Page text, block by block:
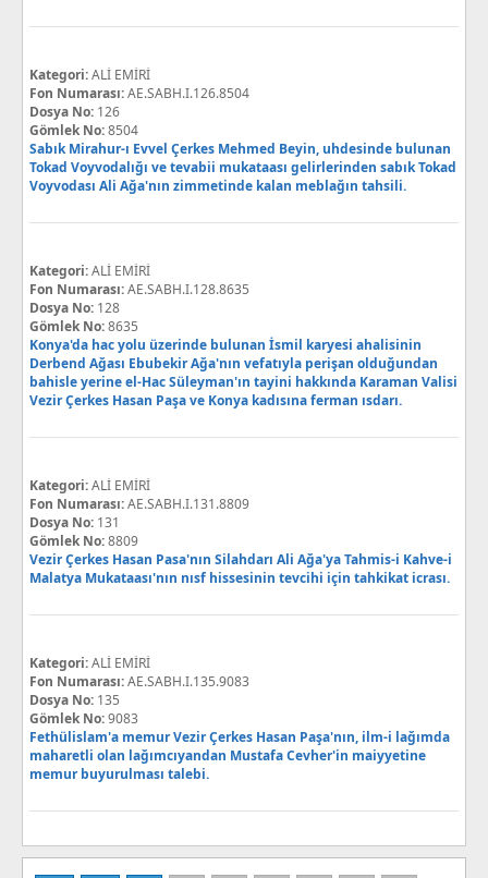
Kategori:ALİ EMİRİ
Fon Numarası:AE.SABH.I.126.8504
Dosya No: 126
Gömlek No:8504
Sabık Mirahur-ı Evvel Çerkes Mehmed Beyin, uhdesinde bulunan
Tokad Voyvodalığı ve tevabii mukataası gelirlerinden sabık Tokad
Voyvodası Ali Ağa'nın zimmetinde kalan meblağın tahsili.
Kategori:ALİ EMİRİ
Fon Numarası:AE.SABH.I.128.8635
Dosya No: 128
Gömlek No:8635
Konya'da hac yolu üzerinde bulunan İsmil karyesi ahalisinin
Derbend Ağası Ebubekir Ağa'nın vefatıyla perişan olduğundan
bahisle yerine el-Hac Süleyman'ın tayini hakkında Karaman Valisi
Vezir Çerkes Hasan Paşa ve Konya kadısına ferman ısdarı.
Kategori:ALİ EMİRİ
Fon Numarası:AE.SABH.I.131.8809
Dosya No: 131
Gömlek No:8809
Vezir Çerkes Hasan Pasa'nın Silahdarı Ali Ağa'ya Tahmis-i Kahve-i
Malatya Mukataası'nın nısf hissesinin tevcihi için tahkikat icrası.
Kategori:ALİ EMİRİ
Fon Numarası:AE.SABH.I.135.9083
Dosya No: 135
Gömlek No:9083
Fethülislam'a memur Vezir Çerkes Hasan Paşa'nın, ilm-i lağımda
maharetli olan lağımcıyandan Mustafa Cevher'in maiyyetine
memur buyurulması talebi.